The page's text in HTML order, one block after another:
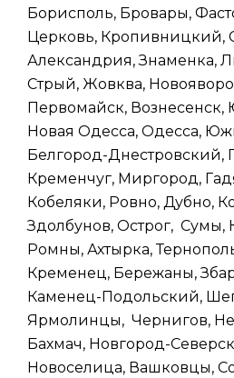
Борисполь, Бровары,
Церковь, Кропивницкий,
Александрия, Знаменка,
Стрый, Жовква,
Первомайск,
Новая Одесса, Одесса,
Белгород-Днестровский,
Кременчуг, Миргород,
Кобеляки, Ровно, Дубно,
Здолбунов, Острог, Сумы,
Ромны, Ахтырка,
Кременец, Бережаны,
Каменец-Подольский,
Ярмолинцы, Чернигов,
Бахмач, Новгород-
Новоселица, Вашковцы,